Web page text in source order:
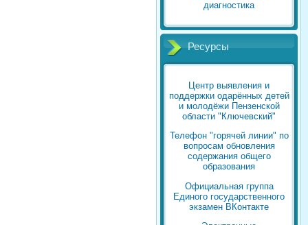
диагностика
Ресурсы
Центр выявления и
поддержки одарённых детей
и молодёжи Пензенской
области "Ключевский"
Телефон "горячей линии" по
вопросам обновления
содержания общего
образования
Официальная группа
Единого государственного
экзамен ВКонтакте